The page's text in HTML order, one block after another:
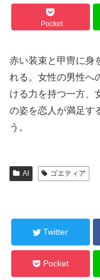
Pocket
赤い装束と甲冑に身
れる。女性の男性へ
ける力を持つ一方、
の姿を恋人が満足す
う。
AI ゴエティア
Twitter
Pocket